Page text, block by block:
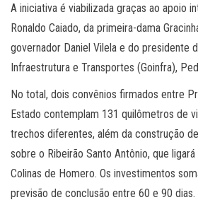
A iniciativa é viabilizada graças ao apoio
Ronaldo Caiado, da primeira-dama
governador Daniel Vilela e do presidente
Infraestrutura e Transportes (Goinfra),
No total, dois convênios firmados entre
Estado contemplam 131 quilômetros de
trechos diferentes, além da construção
sobre o Ribeirão Santo Antônio, que
Colinas de Homero. Os investimentos
previsão de conclusão entre 60 e 90 dias.